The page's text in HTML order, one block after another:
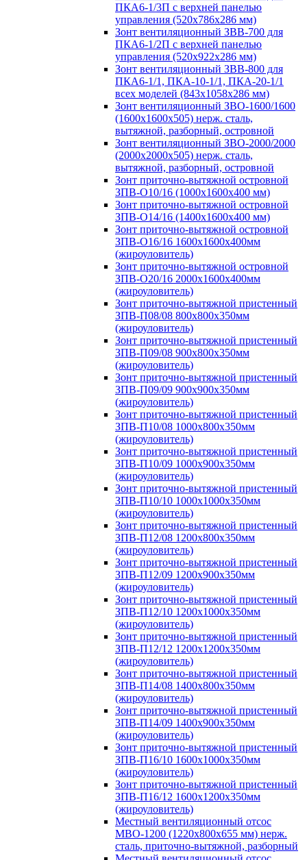
ПКА6-1/3П с верхней панелью
управления (520х786х286 мм)
Зонт вентиляционный ЗВВ-700 для
ПКА6-1/2П с верхней панелью
управления (520х922х286 мм)
Зонт вентиляционный ЗВВ-800 для
ПКА6-1/1, ПКА-10-1/1, ПКА-20-1/1
всех моделей (843х1058х286 мм)
Зонт вентиляционный ЗВО-1600/1600
(1600х1600х505) нерж. сталь,
вытяжной, разборный, островной
Зонт вентиляционный ЗВО-2000/2000
(2000х2000х505) нерж. сталь,
вытяжной, разборный, островной
Зонт приточно-вытяжной островной
ЗПВ-О10/16 (1000х1600х400 мм)
Зонт приточно-вытяжной островной
ЗПВ-О14/16 (1400х1600х400 мм)
Зонт приточно-вытяжной островной
ЗПВ-О16/16 1600х1600х400мм
(жироуловитель)
Зонт приточно-вытяжной островной
ЗПВ-О20/16 2000х1600х400мм
(жироуловитель)
Зонт приточно-вытяжной пристенный
ЗПВ-П08/08 800х800х350мм
(жироуловитель)
Зонт приточно-вытяжной пристенный
ЗПВ-П09/08 900х800х350мм
(жироуловитель)
Зонт приточно-вытяжной пристенный
ЗПВ-П09/09 900х900х350мм
(жироуловитель)
Зонт приточно-вытяжной пристенный
ЗПВ-П10/08 1000х800х350мм
(жироуловитель)
Зонт приточно-вытяжной пристенный
ЗПВ-П10/09 1000х900х350мм
(жироуловитель)
Зонт приточно-вытяжной пристенный
ЗПВ-П10/10 1000х1000х350мм
(жироуловитель)
Зонт приточно-вытяжной пристенный
ЗПВ-П12/08 1200х800х350мм
(жироуловитель)
Зонт приточно-вытяжной пристенный
ЗПВ-П12/09 1200х900х350мм
(жироуловитель)
Зонт приточно-вытяжной пристенный
ЗПВ-П12/10 1200х1000х350мм
(жироуловитель)
Зонт приточно-вытяжной пристенный
ЗПВ-П12/12 1200х1200х350мм
(жироуловитель)
Зонт приточно-вытяжной пристенный
ЗПВ-П14/08 1400х800х350мм
(жироуловитель)
Зонт приточно-вытяжной пристенный
ЗПВ-П14/09 1400х900х350мм
(жироуловитель)
Зонт приточно-вытяжной пристенный
ЗПВ-П16/10 1600х1000х350мм
(жироуловитель)
Зонт приточно-вытяжной пристенный
ЗПВ-П16/12 1600х1200х350мм
(жироуловитель)
Местный вентиляционный отсос
МВО-1200 (1220х800х655 мм) нерж.
сталь, приточно-вытяжной, разборный